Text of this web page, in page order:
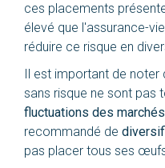
ces placements
élevé que l'assurance-
réduire ce risque en
Il est important de noter
sans risque ne sont pas
fluctuations des
recommandé de
pas placer tous ses